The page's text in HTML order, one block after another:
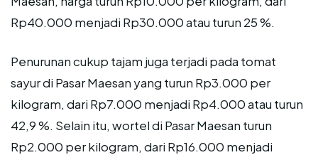
Rp40.000 menjadi Rp30.000 atau turun 25 %.
Penurunan cukup tajam juga terjadi pada tomat
sayur di Pasar Maesan yang turun Rp3.000 per
kilogram, dari Rp7.000 menjadi Rp4.000 atau turun
42,9 %. Selain itu, wortel di Pasar Maesan turun
Rp2.000 per kilogram, dari Rp16.000 menjadi